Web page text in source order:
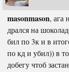
masonmason, ага
дрался на
бил по 3к и в
по кд и убил)) в
добегу чтоб